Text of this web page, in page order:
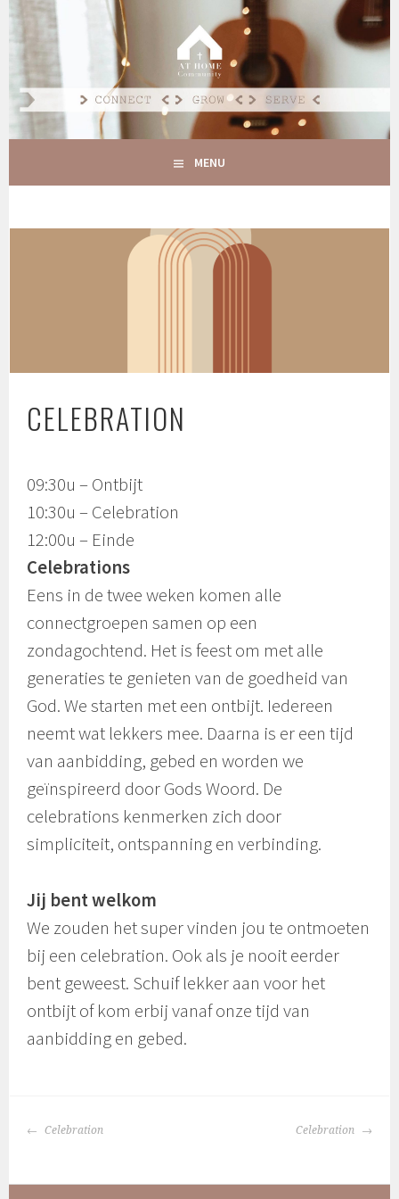
Spring
inhoud
AT HOME COMMUNITY
CONNECT GROW SERVE
MENU
CELEBRATION
09:30u – Ontbijt
10:30u – Celebration
12:00u – Einde
Celebrations
Eens in de twee weken komen alle
connectgroepen samen op een
zondagochtend. Het is feest om met alle
generaties te genieten van de goedheid van
God. We starten met een ontbijt. Iedereen
neemt wat lekkers mee. Daarna is er een tijd
van aanbidding, gebed en worden we
geïnspireerd door Gods Woord. De
celebrations kenmerken zich door
simpliciteit, ontspanning en verbinding.
Jij bent welkom
We zouden het super vinden jou te ontmoeten
bij een celebration. Ook als je nooit eerder
bent geweest. Schuif lekker aan voor het
ontbijt of kom erbij vanaf onze tijd van
aanbidding en gebed.
BERICHTNAVIGATIE
Celebration Celebration